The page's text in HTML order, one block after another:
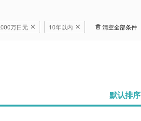
枚方市
万日元 10年以内 清空全部条件
默认排序